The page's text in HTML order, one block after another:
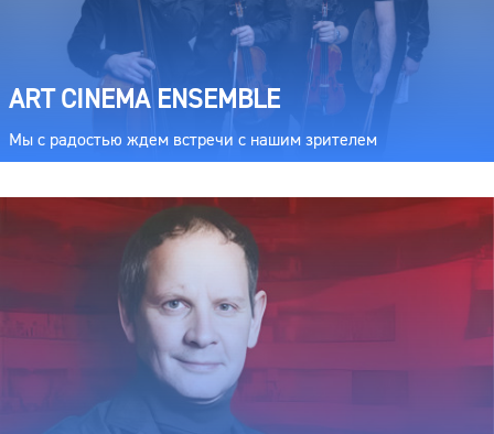
ART CINEMA ENSEMBLE
Мы с радостью ждем встречи с нашим зрителем